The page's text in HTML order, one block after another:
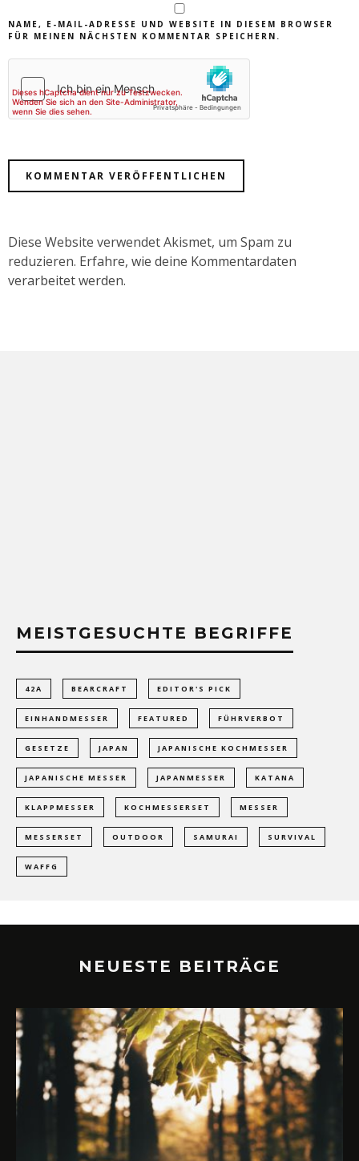
NAME, E-MAIL-ADRESSE UND WEBSITE IN DIESEM BROWSER
FÜR MEINEN NÄCHSTEN KOMMENTAR SPEICHERN.
Diese Website verwendet Akismet, um Spam zu
reduzieren. Erfahre, wie deine Kommentardaten
verarbeitet werden.
MEISTGESUCHTE BEGRIFFE
42A BEARCRAFT EDITOR'S PICK
EINHANDMESSER FEATURED FÜHRVERBOT
GESETZE JAPAN JAPANISCHE KOCHMESSER
JAPANISCHE MESSER JAPANMESSER KATANA
KLAPPMESSER KOCHMESSERSET MESSER
MESSERSET OUTDOOR SAMURAI SURVIVAL
WAFFG
NEUESTE BEITRÄGE